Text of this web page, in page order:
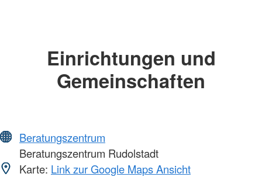
Einrichtungen und
Gemeinschaften
Beratungszentrum
Beratungszentrum Rudolstadt
Karte: Link zur Google Maps Ansicht